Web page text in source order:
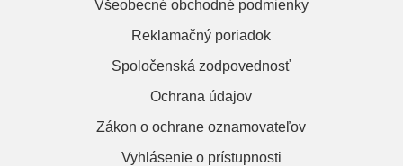
Všeobecné obchodné podmienky
Reklamačný poriadok
Spoločenská zodpovednosť
Ochrana údajov
Zákon o ochrane oznamovateľov
Vyhlásenie o prístupnosti